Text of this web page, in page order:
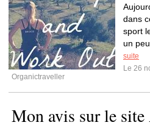
dans
sport
un
suite
Le 26
Organictraveller
Mon avis sur le